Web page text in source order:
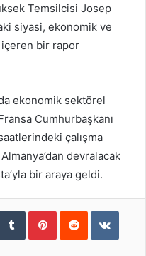
Temsilcisi Josep
siyasi, ekonomik ve
bir rapor
ekonomik sektörel
Cumhurbaşkanı
çalışma
devralacak
bir araya geldi.
TumblrPinterestReddit